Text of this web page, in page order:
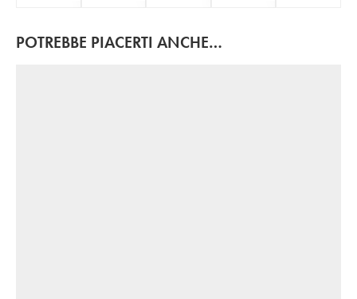
POTREBBE PIACERTI ANCHE…